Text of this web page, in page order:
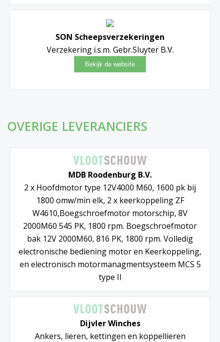
SON Scheepsverzekeringen
Verzekering i.s.m. Gebr.Sluyter B.V.
OVERIGE LEVERANCIERS
MDB Roodenburg B.V.
2 x Hoofdmotor type 12V4000 M60, 1600 pk bij
1800 omw/min elk, 2 x keerkoppeling ZF
W4610,Boegschroefmotor motorschip, 8V
2000M60 545 PK, 1800 rpm. Boegschroefmotor
bak 12V 2000M60, 816 PK, 1800 rpm. Volledig
electronische bediening motor en Keerkoppeling,
en electronisch motormanagmentsysteem MCS 5
type II
Dijvler Winches
Ankers, lieren, kettingen en koppellieren